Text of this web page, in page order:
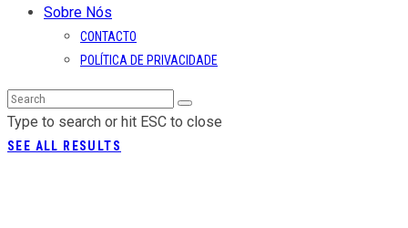
Sobre Nós
CONTACTO
POLÍTICA DE PRIVACIDADE
Type to search or hit ESC to close
SEE ALL RESULTS